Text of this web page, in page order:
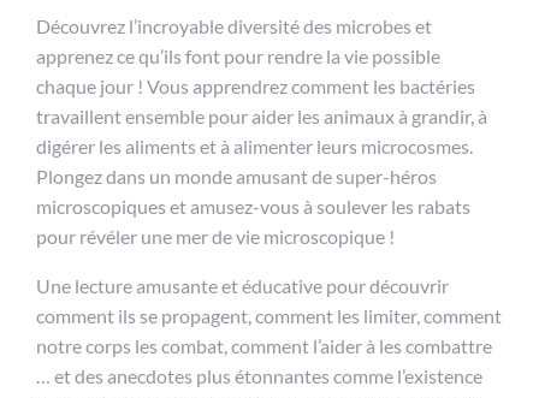
Découvrez l’incroyable diversité des microbes et
apprenez ce qu’ils font pour rendre la vie possible
chaque jour ! Vous apprendrez comment les bactéries
travaillent ensemble pour aider les animaux à grandir, à
digérer les aliments et à alimenter leurs microcosmes.
Plongez dans un monde amusant de super-héros
microscopiques et amusez-vous à soulever les rabats
pour révéler une mer de vie microscopique !
Une lecture amusante et éducative pour découvrir
comment ils se propagent, comment les limiter, comment
notre corps les combat, comment l’aider à les combattre
… et des anecdotes plus étonnantes comme l’existence